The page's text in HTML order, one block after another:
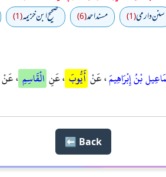
سنن دارمي(1) مسند احمد(6) صحيح ابن خزيمه(1)
بْنُ إِبْرَاهِيمَ، عَنْ أَيُّوبَ ، عَنِ الْقَاسِمِ ، عَنْ
Back ⬅️